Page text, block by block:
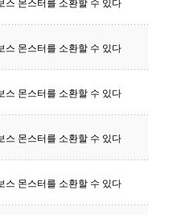
스 몬스터를 소환할 수 있다
스 몬스터를 소환할 수 있다
스 몬스터를 소환할 수 있다
스 몬스터를 소환할 수 있다
스 몬스터를 소환할 수 있다